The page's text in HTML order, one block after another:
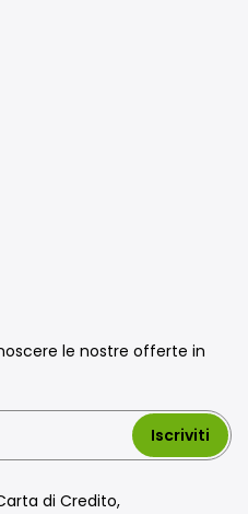
le nostre offerte in
Iscriviti
di Credito,